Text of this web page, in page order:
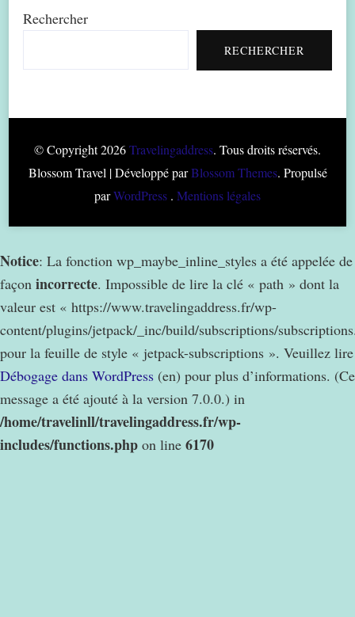
Rechercher
RECHERCHER
© Copyright 2026Travelingaddress. Tous droits réservés.
Blossom Travel | Développé parBlossom Themes. Propulsé
parWordPress . Mentions légales
Notice: La fonction wp_maybe_inline_styles a été appelée de
façon incorrecte. Impossible de lire la clé « path » dont la
valeur est « https://www.travelingaddress.fr/wp-
content/plugins/jetpack/_inc/build/subscriptions/
pour la feuille de style « jetpack-subscriptions ». Veuillez lire
Débogage dans WordPress (en) pour plus d’informations. (Ce
message a été ajouté à la version 7.0.0.) in
/home/travelinll/travelingaddress.fr/wp-
includes/functions.php on line 6170